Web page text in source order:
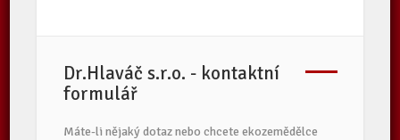
Dr.Hlaváč s.r.o. - kontaktní
formulář
Máte-li nějaký dotaz nebo chcete ekozemědělce